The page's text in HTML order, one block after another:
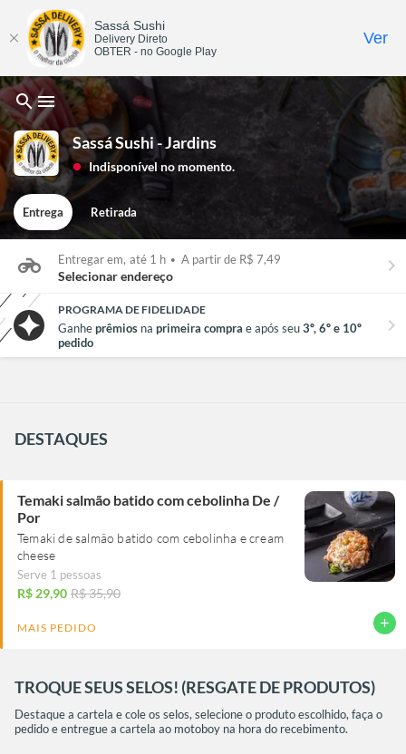
searchmenu
Sassá Sushi - Jardins
lens Indisponível no momento.
Entrega Retirada
Entregar em, até 1 h • A partir de R$ 7,49
Selecionar endereço keyboard_arrow_right
PROGRAMA DE FIDELIDADE
Ganheprêmios na primeira compra e após seu3º, 6º e 10º
pedido
chevron_right
DESTAQUES
Temaki salmão batido com cebolinha De /
Por
Temaki de salmão batido com cebolinha e cream
cheese
Serve 1 pessoas
R$ 29,90 R$ 35,90
add
MAIS PEDIDO
TROQUE SEUS SELOS! (RESGATE DE PRODUTOS)
Destaque a cartela e cole os selos, selecione o produto escolhido, faça o
pedido e entregue a cartela ao motoboy na hora do recebimento.
Sassá Sushi
Delivery Direto
OBTER - no Google Play
Ver